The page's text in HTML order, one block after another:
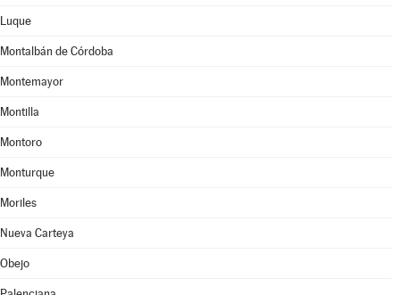
Luque
Montalbán de Córdoba
Montemayor
Montilla
Montoro
Monturque
Moriles
Nueva Carteya
Obejo